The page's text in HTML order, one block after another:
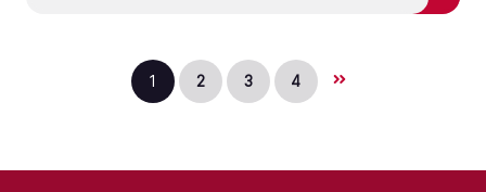
1 2 3 4